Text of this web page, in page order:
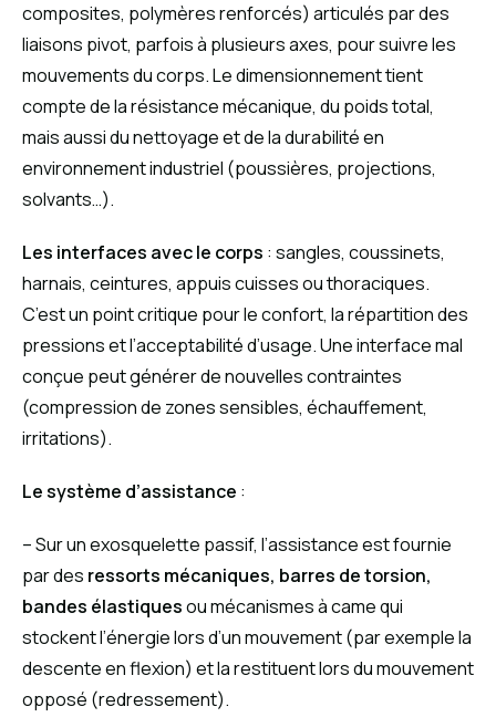
composites, polymères renforcés) articulés par des
liaisons pivot, parfois à plusieurs axes, pour suivre les
mouvements du corps. Le dimensionnement tient
compte de la résistance mécanique, du poids total,
mais aussi du nettoyage et de la durabilité en
environnement industriel (poussières, projections,
solvants…).
Les interfaces avec le corps : sangles, coussinets,
harnais, ceintures, appuis cuisses ou thoraciques.
C’est un point critique pour le confort, la répartition des
pressions et l’acceptabilité d’usage. Une interface mal
conçue peut générer de nouvelles contraintes
(compression de zones sensibles, échauffement,
irritations).
Le système d’assistance :
– Sur un exosquelette passif, l’assistance est fournie
par des ressorts mécaniques, barres de torsion,
bandes élastiquesou mécanismes à came qui
stockent l’énergie lors d’un mouvement (par exemple la
descente en flexion) et la restituent lors du mouvement
opposé (redressement).